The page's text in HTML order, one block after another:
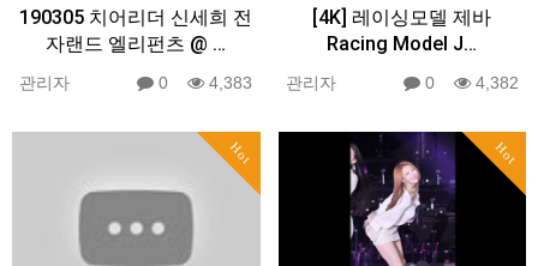
190305 치어리더 신세희 전
자랜드 엘리펀츠 @ …
관리자 0 4,383
[4K] 레이싱모델 제바
Racing Model J…
관리자 0 4,382
Hot Hot